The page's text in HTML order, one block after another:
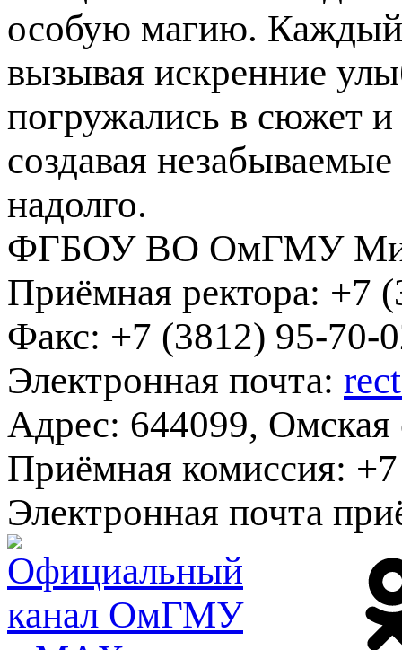
особую магию. Каждый
вызывая искренние
погружались в сюжет
создавая
надолго.
ФГБОУ ВО ОмГМУ
Приёмная ректора: +7
Факс: +7 (3812) 95-70-
Электронная почта:
Адрес: 644099, Омская
Приёмная комиссия:
Электронная почта